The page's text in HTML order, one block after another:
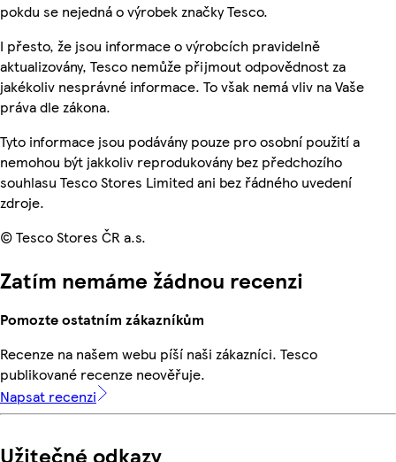
pokdu se nejedná o výrobek značky Tesco.
I přesto, že jsou informace o výrobcích pravidelně
aktualizovány, Tesco nemůže přijmout odpovědnost za
jakékoliv nesprávné informace. To však nemá vliv na Vaše
práva dle zákona.
Tyto informace jsou podávány pouze pro osobní použití a
nemohou být jakkoliv reprodukovány bez předchozího
souhlasu Tesco Stores Limited ani bez řádného uvedení
zdroje.
© Tesco Stores ČR a.s.
Zatím nemáme žádnou recenzi
Pomozte ostatním zákazníkům
Recenze na našem webu píší naši zákazníci. Tesco
publikované recenze neověřuje.
Napsat recenzi
Užitečné odkazy